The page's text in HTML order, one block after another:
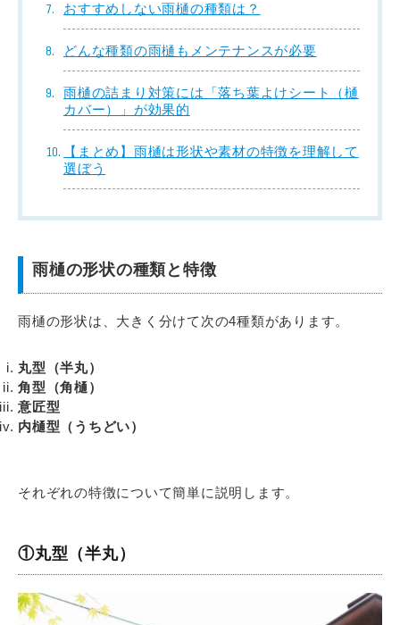
おすすめしない雨樋の種類は？
どんな種類の雨樋もメンテナンスが必要
雨樋の詰まり対策には「落ち葉よけシート（樋
カバー）」が効果的
【まとめ】雨樋は形状や素材の特徴を理解して
選ぼう
雨樋の形状の種類と特徴
雨樋の形状は、大きく分けて次の4種類があります。
丸型（半丸）
角型（角樋）
意匠型
内樋型（うちどい）
それぞれの特徴について簡単に説明します。
①丸型（半丸）